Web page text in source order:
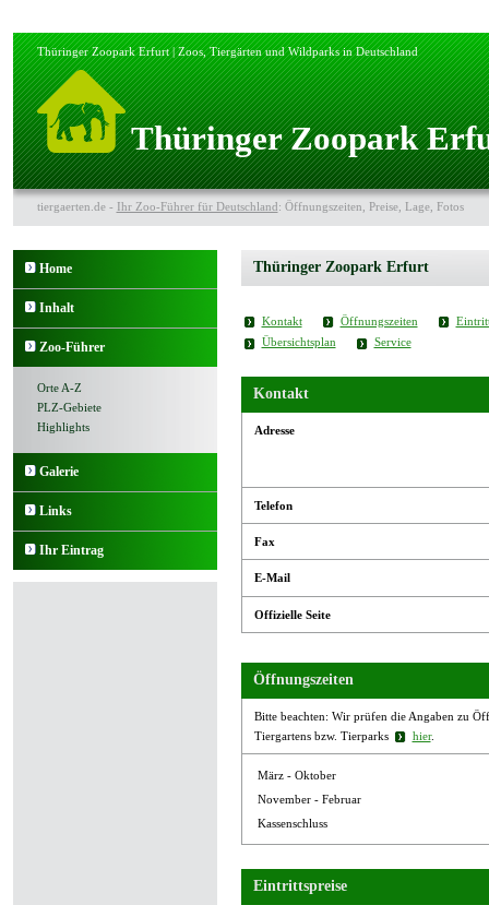
Thüringer Zoopark Erfurt | Zoos, Tiergärten und Wildparks in Deutschland
Thüringer Zoopark
tiergaerten.de - Ihr Zoo-Führer für Deutschland: Öffnungszeiten, Preise, Lage, Fotos
Home
Inhalt
Zoo-Führer
Orte A-Z
PLZ-Gebiete
Highlights
Galerie
Links
Ihr Eintrag
Thüringer Zoopark Erfurt
Kontakt Öffnungszeiten
Übersichtsplan
Service
Kontakt
Adresse
Telefon
Fax
E-Mail
Offizielle Seite
Öffnungszeiten
Bitte beachten: Wir prüfen die Angaben zu
Tiergartens bzw. Tierparks
hier.
März - Oktober
November - Februar
Kassenschluss
Eintrittspreise